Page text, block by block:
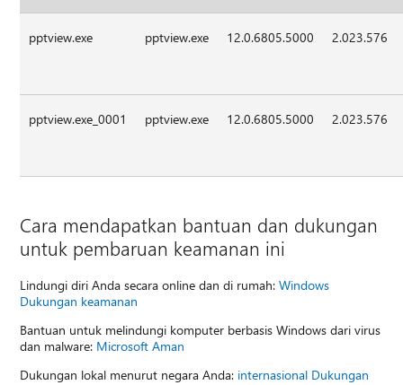
pptview.exe pptview.exe 12.0.6805.5000 2.023.576
pptview.exe_0001 pptview.exe 12.0.6805.5000 2.023.576
Cara mendapatkan bantuan dan dukungan
untuk pembaruan keamanan ini
Lindungi diri Anda secara online dan di rumah:Windows
Dukungan keamanan
Bantuan untuk melindungi komputer berbasis Windows dari virus
dan malware: Microsoft Aman
Dukungan lokal menurut negara Anda: internasional Dukungan